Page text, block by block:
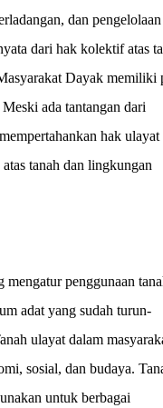
dan pengelolaan
dari hak kolektif atas
Dayak memiliki
ada tantangan dari
hak ulayat
tanah dan lingkungan
penggunaan
adat yang sudah turun-
ulayat dalam
sosial, dan budaya.
untuk berbagai